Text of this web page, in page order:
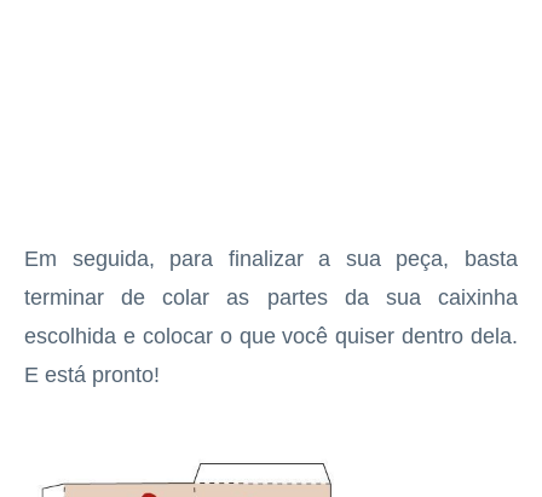
Em seguida, para finalizar a sua peça, basta
terminar de colar as partes da sua caixinha
escolhida e colocar o que você quiser dentro dela.
E está pronto!